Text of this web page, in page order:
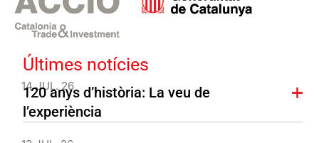
Últimes notícies
14 JUL. 26
120 anys d’història: La veu de
l’experiència